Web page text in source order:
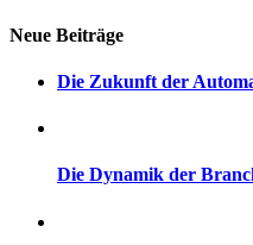
Neue Beiträge
Die Zukunft der
Die Dynamik der